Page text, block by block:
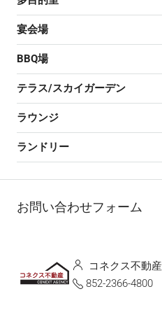
宴会場
BBQ場
テラス/スカイガーデン
ラウンジ
ランドリー
お問い合わせフォーム
コネクス不動産
852-2366-4800